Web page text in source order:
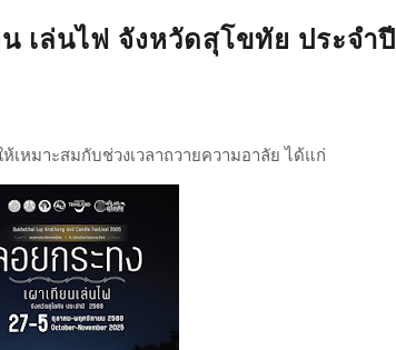
เล่นไฟ จังหวัดสุโขทัย ประจำปี
หมาะสมกับช่วงเวลาถวายความอาลัย ได้แก่